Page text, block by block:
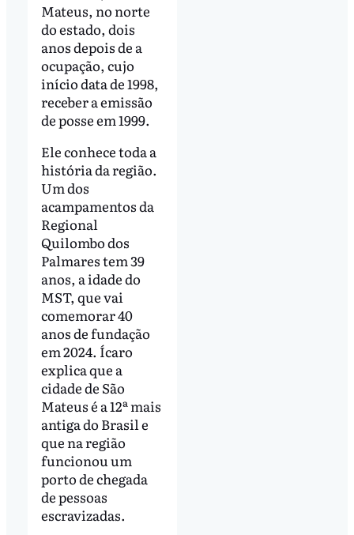
Mateus, no norte
do estado, dois
anos depois de a
ocupação, cujo
início data de 1998,
receber a emissão
de posse em 1999.
Ele conhece toda a
história da região.
Um dos
acampamentos da
Regional
Quilombo dos
Palmares tem 39
anos, a idade do
MST, que vai
comemorar 40
anos de fundação
em 2024. Ícaro
explica que a
cidade de São
Mateus é a 12ª mais
antiga do Brasil e
que na região
funcionou um
porto de chegada
de pessoas
escravizadas.